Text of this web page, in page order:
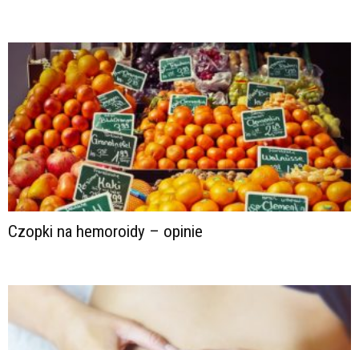
Czopki na hemoroidy – opinie